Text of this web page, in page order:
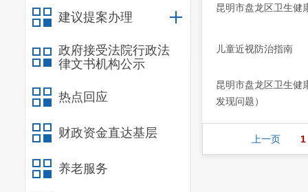
建议提案办理
政府接受法院行政法
律文书机构公示
热点回应
财政资金直达基层
养老服务
昆明市盘龙区卫生健
儿童近视防治指南
昆明市盘龙区卫生健
发现问题）
上一页 1